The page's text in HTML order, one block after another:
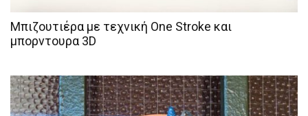
Μπιζουτιέρα με τεχνική One Stroke και
μπορντουρα 3D